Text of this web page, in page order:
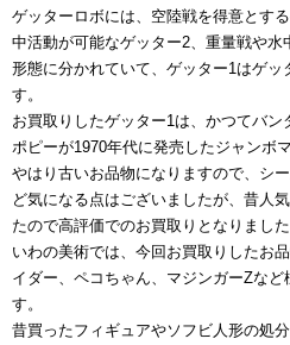
ゲッターロボには、空陸戦を得意とす
中活動が可能なゲッター2、重量戦や
形態に分かれていて、ゲッター1はゲッ
す。
お買取りしたゲッター1は、かつてバ
ポピーが1970年代に発売したジャンボ
やはり古いお品物になりますので、シ
ど気になる点はございましたが、昔人
たので高評価でのお買取りとなりました
いわの美術では、今回お買取りしたお
イダー、ペコちゃん、マジンガーZな
す。
昔買ったフィギュアやソフビ人形の処